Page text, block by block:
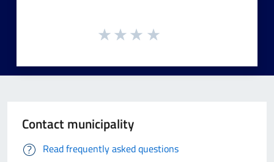
Contact municipality
Read frequently asked questions